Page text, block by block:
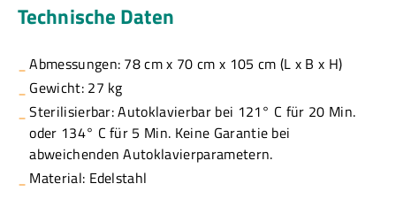
Technische Daten
Abmessungen: 78 cm x 70 cm x 105 cm (L x B x H)
Gewicht: 27 kg
Sterilisierbar: Autoklavierbar bei 121° C für 20 Min.
oder 134° C für 5 Min. Keine Garantie bei
abweichenden Autoklavierparametern.
Material: Edelstahl